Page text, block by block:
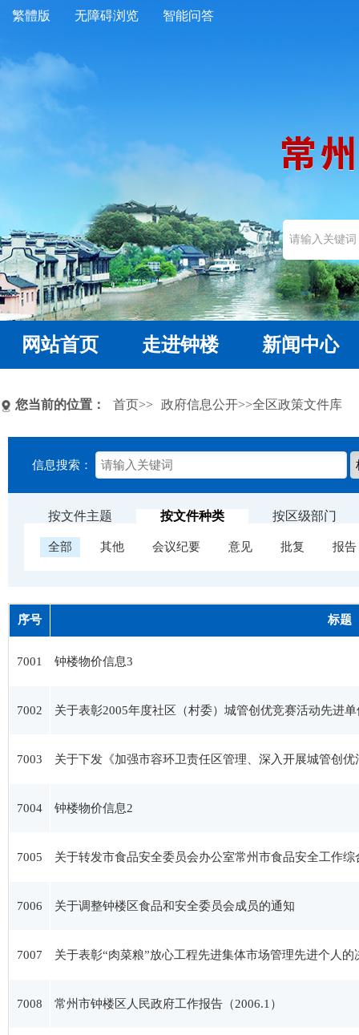
繁體版 无障碍浏览 智能问答
网站首页 走进钟楼 新闻中心
您当前的位置： 首页>> 政府信息公开>>全区政策文件库
信息搜索：
按文件主题 按文件种类 按区级部门
全部 其他 会议纪要 意见 批复 报告
序号 标题
7001 钟楼物价信息3
7002 关于表彰2005年度社区（村委）城管创优竞赛活动先进
7003 关于下发《加强市容环卫责任区管理、深入开展城管创
7004 钟楼物价信息2
7005 关于转发市食品安全委员会办公室常州市食品安全工作
7006 关于调整钟楼区食品和安全委员会成员的通知
7007 关于表彰“肉菜粮”放心工程先进集体市场管理先进个人的
7008 常州市钟楼区人民政府工作报告（2006.1）